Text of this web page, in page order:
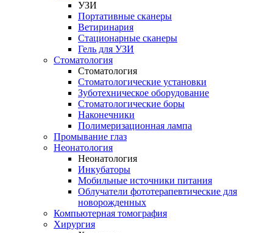
УЗИ
Портативные сканеры
Ветиринария
Стационарные сканеры
Гель для УЗИ
Стоматология
Стоматология
Стоматологические установки
Зуботехническое оборудование
Стоматологические боры
Наконечники
Полимеризационная лампа
Промывание глаз
Неонатология
Неонатология
Инкубаторы
Мобильные источники питания
Облучатели фототерапевтические для
новорожденных
Компьютерная томография
Хирургия